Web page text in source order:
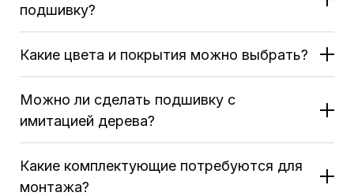
подшивку?
Какие цвета и покрытия можно выбрать?
Можно ли сделать подшивку с
имитацией дерева?
Какие комплектующие потребуются для
монтажа?